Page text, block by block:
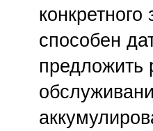
способен